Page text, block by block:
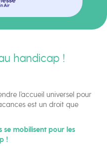
handicap !
l’accueil universel pour
est un droit que
se mobilisent pour les
!